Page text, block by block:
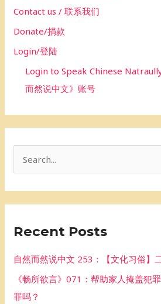
Contact us / 联系我们
Donate/捐款
Login/登陆
Login to Speak Chinese
而然说中文》账号
c
f
Recent Posts
自然而然说中文 253：【文化习俗
《畅所欲言》071：帮助家人掩盖犯
罪吗？